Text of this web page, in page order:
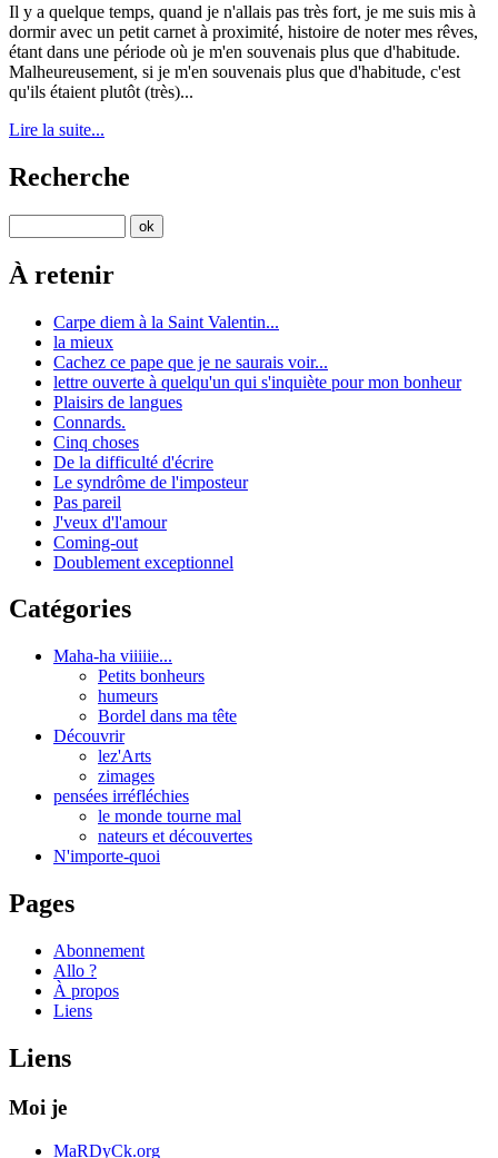
Il y a quelque temps, quand je n'allais pas très fort, je me suis mis à
dormir avec un petit carnet à proximité, histoire de noter mes rêves,
étant dans une période où je m'en souvenais plus que d'habitude.
Malheureusement, si je m'en souvenais plus que d'habitude, c'est
qu'ils étaient plutôt (très)...
Lire la suite...
Recherche
À retenir
Carpe diem à la Saint Valentin...
la mieux
Cachez ce pape que je ne saurais voir...
lettre ouverte à quelqu'un qui s'inquiète pour mon bonheur
Plaisirs de langues
Connards.
Cinq choses
De la difficulté d'écrire
Le syndrôme de l'imposteur
Pas pareil
J'veux d'l'amour
Coming-out
Doublement exceptionnel
Catégories
Maha-ha viiiiie...
Petits bonheurs
humeurs
Bordel dans ma tête
Découvrir
lez'Arts
zimages
pensées irréfléchies
le monde tourne mal
nateurs et découvertes
N'importe-quoi
Pages
Abonnement
Allo ?
À propos
Liens
Liens
Moi je
MaRDyCk.org